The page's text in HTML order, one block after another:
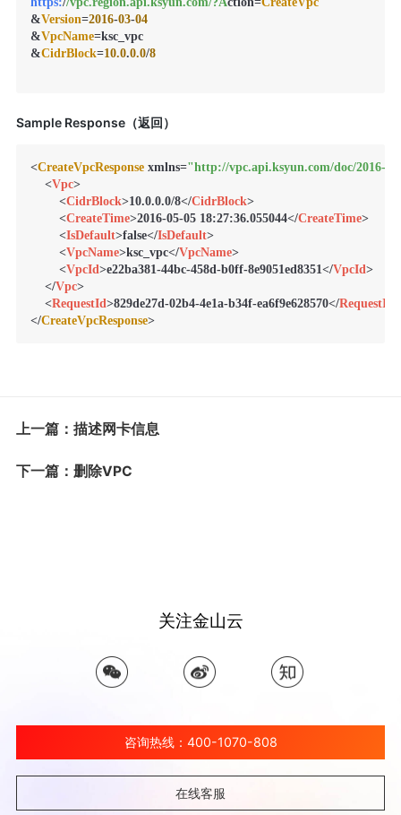
&Version=2016-03-04
&VpcName=ksc_vpc
&CidrBlock=10.0.0.0/8
Sample Response（返回）
<CreateVpcResponse xmlns="http://vpc.api.ksyun.com/doc/2016-
<Vpc>
<CidrBlock>10.0.0.0/8</CidrBlock>
<CreateTime>2016-05-05 18:27:36.055044</CreateTime>
<IsDefault>false</IsDefault>
<VpcName>ksc_vpc</VpcName>
<VpcId>e22ba381-44bc-458d-b0ff-8e9051ed8351</VpcId>
</Vpc>
<RequestId>829de27d-02b4-4e1a-b34f-ea6f9e628570</RequestId
</CreateVpcResponse >
上一篇：描述网卡信息
下一篇：删除VPC
关注金山云
咨询热线：400-1070-808
在线客服